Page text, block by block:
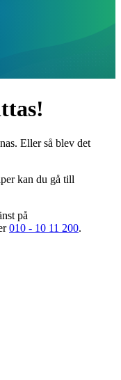
Eller så blev det
kan du gå till
på
010 - 10 11 200.